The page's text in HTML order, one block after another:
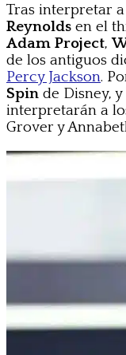
Tras interpretar
Reynolds en el
Adam Project,
de los antiguos
Percy Jackson.
Spin de Disney, y
interpretarán a
Grover y